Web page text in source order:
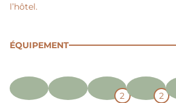
l’hôtel.
ÉQUIPEMENT
2
2